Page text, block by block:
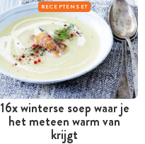
RECEPTENSET
16x winterse soep waar je
het meteen warm van
krijgt